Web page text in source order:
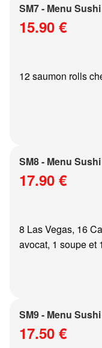
SM7 - Menu
15.90 €
12 saumon rolls
SM8 - Menu
17.90 €
8 Las Vegas, 16
avocat, 1 soupe et
SM9 - Menu
17.50 €